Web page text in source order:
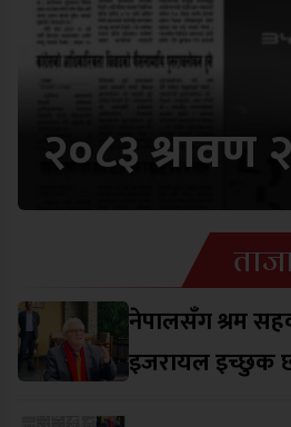
२०८३ श्रावण
नेपालसँग श्रम
इजरायल इच्छुक